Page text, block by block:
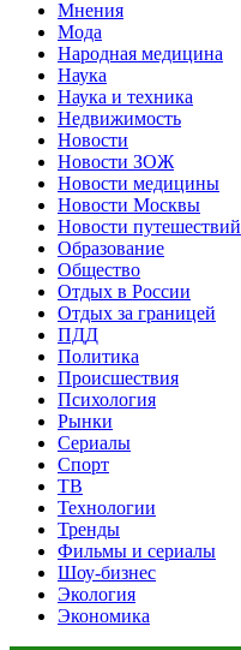
Мнения
Мода
Народная медицина
Наука
Наука и техника
Недвижимость
Новости
Новости ЗОЖ
Новости медицины
Новости Москвы
Новости путешествий
Образование
Общество
Отдых в России
Отдых за границей
ПДД
Политика
Происшествия
Психология
Рынки
Сериалы
Спорт
ТВ
Технологии
Тренды
Фильмы и сериалы
Шоу-бизнес
Экология
Экономика